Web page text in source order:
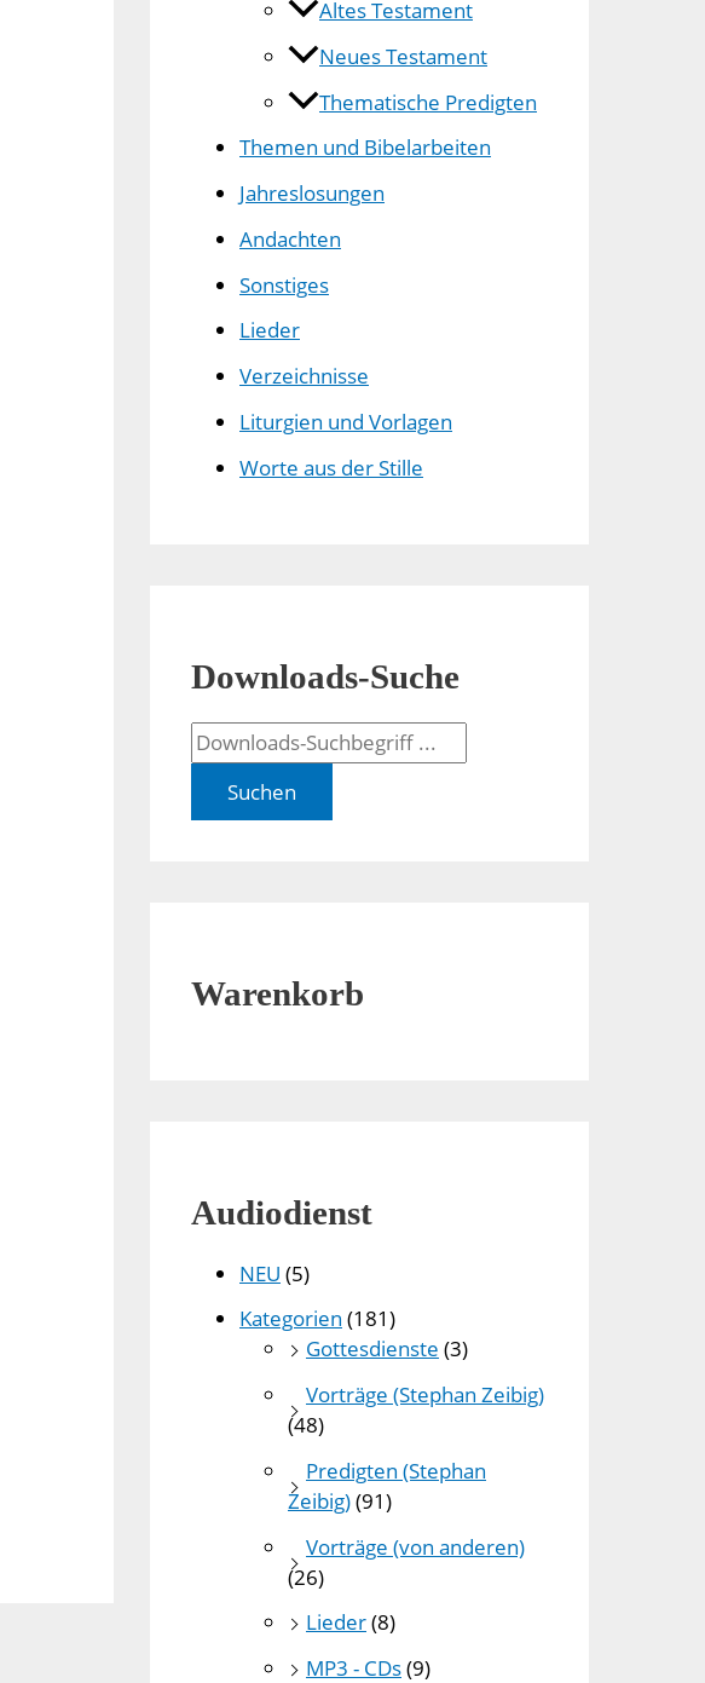
Altes Testament
Neues Testament
Thematische Predigten
Themen und Bibelarbeiten
Jahreslosungen
Andachten
Sonstiges
Lieder
Verzeichnisse
Liturgien und Vorlagen
Worte aus der Stille
Downloads-Suche
Suchen
Warenkorb
Audiodienst
NEU (5)
Kategorien (181)
Gottesdienste (3)
Vorträge (Stephan Zeibig)
(48)
Predigten (Stephan
Zeibig)(91)
Vorträge (von anderen)
(26)
Lieder(8)
MP3 - CDs(9)